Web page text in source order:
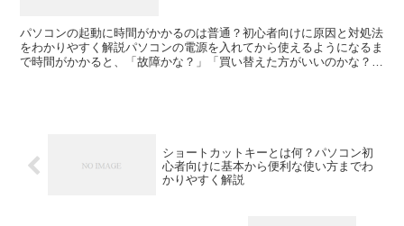
パソコンの起動に時間がかかるのは普通？初心者向けに原因と対処法
をわかりやすく解説パソコンの電源を入れてから使えるようになるま
で時間がかかると、「故障かな？」「買い替えた方がいいのかな？」
ショートカットキーとは何？パソコン初
心者向けに基本から便利な使い方までわ
かりやすく解説